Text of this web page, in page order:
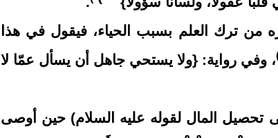
من ترك العلم بسبب الحياء، فيقول في هذا
، وفي رواية: {ولا يستحي جاهل أن يسأل عمّا لا
المال لقوله عليه السلام) حين أوصى